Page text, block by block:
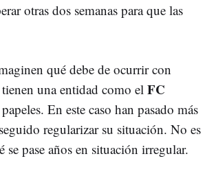
otras dos semanas para que las
qué debe de ocurrir con
una entidad como el FC
En este caso han pasado más
regularizar su situación. No es
pase años en situación irregular.